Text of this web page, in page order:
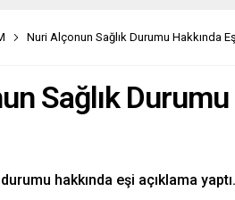
Nuri Alçonun Sağlık Durumu Hakkında
Sağlık
hakkında eşi açıklama